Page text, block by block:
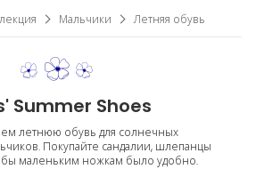
Мальчики Летняя обувь
Summer Shoes
летнюю обувь для солнечных
Покупайте сандалии, шлепанцы
маленьким ножкам было удобно.